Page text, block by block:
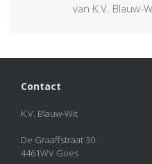
van K.V. Blauw-
Contact
K.V. Blauw-Wit
De Graaffstraat 30
4461WV Goes